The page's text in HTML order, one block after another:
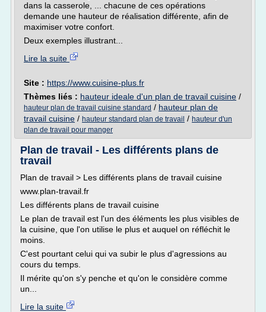
dans la casserole, ... chacune de ces opérations
demande une hauteur de réalisation différente, afin de
maximiser votre confort.
Deux exemples illustrant...
Lire la suite
Site : https://www.cuisine-plus.fr
Thèmes liés : hauteur ideale d'un plan de travail cuisine /
hauteur plan de travail cuisine standard / hauteur plan de
travail cuisine / hauteur standard plan de travail / hauteur d'un
plan de travail pour manger
Plan de travail - Les différents plans de
travail
Plan de travail > Les différents plans de travail cuisine
www.plan-travail.fr
Les différents plans de travail cuisine
Le plan de travail est l'un des éléments les plus visibles de
la cuisine, que l'on utilise le plus et auquel on réfléchit le
moins.
C'est pourtant celui qui va subir le plus d'agressions au
cours du temps.
Il mérite qu'on s'y penche et qu'on le considère comme
un...
Lire la suite